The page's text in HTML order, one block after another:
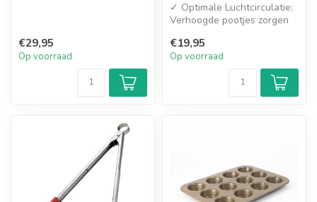
€29,95
Op voorraad
✓ Optimale Luchtcirculatie:
Verhoogde pootjes zorgen
luchtstro...
€19,95
Op voorraad